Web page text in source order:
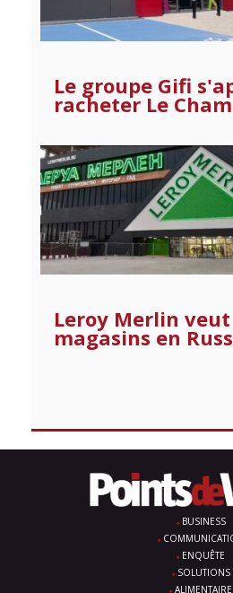
Le groupe Gifi
racheter Le
Leroy Merlin veut
magasins en
BUSINESS
ENQUÊTE
SOLUTIONS
ALIMENTAIRE